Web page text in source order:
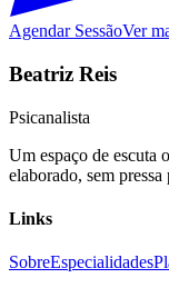
Agendar SessãoVer
Beatriz Reis
Psicanalista
Um espaço de escuta
elaborado, sem pressa
Links
SobreEspecialidades